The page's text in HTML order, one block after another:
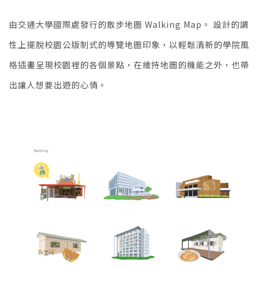
由交通大學國際處發行的散步地圖 Walking Map。 設計的調
性上擺脫校園公版制式的導覽地圖印象，以輕鬆清新的學院風
格插畫呈現校園裡的各個景點，在維持地圖的機能之外，也帶
出讓人想要出遊的心情。